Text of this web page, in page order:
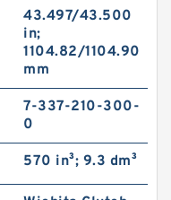
43.497/43.500
in;
1104.82/1104.90
mm
7-337-210-300-
0
570 in³; 9.3 dm³